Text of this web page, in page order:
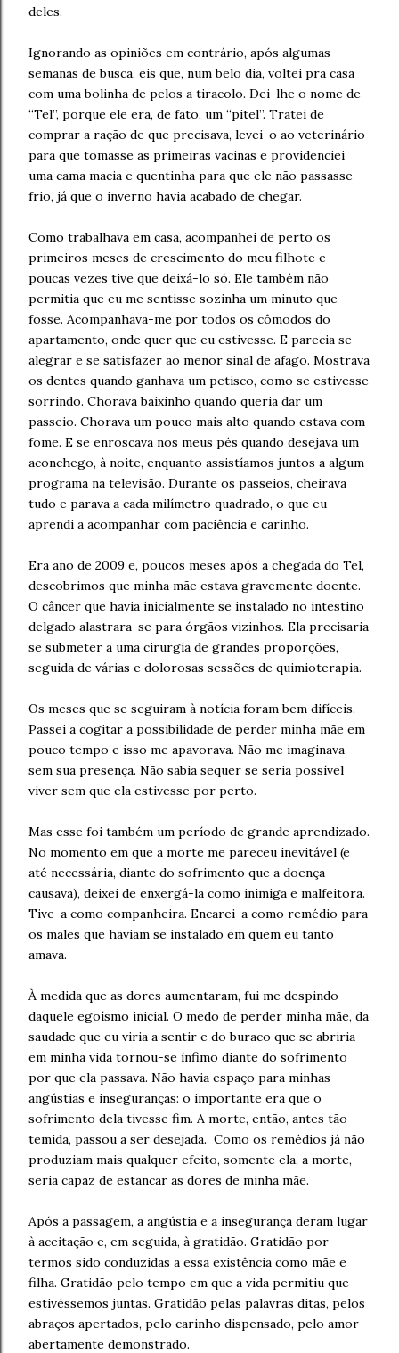
deles.
Ignorando as opiniões em contrário, após algumas
semanas de busca, eis que, num belo dia, voltei pra casa
com uma bolinha de pelos a tiracolo. Dei-lhe o nome de
“Tel”, porque ele era, de fato, um “pitel”. Tratei de
comprar a ração de que precisava, levei-o ao veterinário
para que tomasse as primeiras vacinas e providenciei
uma cama macia e quentinha para que ele não passasse
frio, já que o inverno havia acabado de chegar.
Como trabalhava em casa, acompanhei de perto os
primeiros meses de crescimento do meu filhote e
poucas vezes tive que deixá-lo só. Ele também não
permitia que eu me sentisse sozinha um minuto que
fosse. Acompanhava-me por todos os cômodos do
apartamento, onde quer que eu estivesse. E parecia se
alegrar e se satisfazer ao menor sinal de afago. Mostrava
os dentes quando ganhava um petisco, como se estivesse
sorrindo. Chorava baixinho quando queria dar um
passeio. Chorava um pouco mais alto quando estava com
fome. E se enroscava nos meus pés quando desejava um
aconchego, à noite, enquanto assistíamos juntos a algum
programa na televisão. Durante os passeios, cheirava
tudo e parava a cada milímetro quadrado, o que eu
aprendi a acompanhar com paciência e carinho.
Era ano de 2009 e, poucos meses após a chegada do Tel,
descobrimos que minha mãe estava gravemente doente.
O câncer que havia inicialmente se instalado no intestino
delgado alastrara-se para órgãos vizinhos. Ela precisaria
se submeter a uma cirurgia de grandes proporções,
seguida de várias e dolorosas sessões de quimioterapia.
Os meses que se seguiram à notícia foram bem difíceis.
Passei a cogitar a possibilidade de perder minha mãe em
pouco tempo e isso me apavorava. Não me imaginava
sem sua presença. Não sabia sequer se seria possível
viver sem que ela estivesse por perto.
Mas esse foi também um período de grande aprendizado.
No momento em que a morte me pareceu inevitável (e
até necessária, diante do sofrimento que a doença
causava), deixei de enxergá-la como inimiga e malfeitora.
Tive-a como companheira. Encarei-a como remédio para
os males que haviam se instalado em quem eu tanto
amava.
À medida que as dores aumentaram, fui me despindo
daquele egoísmo inicial. O medo de perder minha mãe, da
saudade que eu viria a sentir e do buraco que se abriria
em minha vida tornou-se ínfimo diante do sofrimento
por que ela passava. Não havia espaço para minhas
angústias e inseguranças: o importante era que o
sofrimento dela tivesse fim. A morte, então, antes tão
temida, passou a ser desejada. Como os remédios já não
produziam mais qualquer efeito, somente ela, a morte,
seria capaz de estancar as dores de minha mãe.
Após a passagem, a angústia e a insegurança deram lugar
à aceitação e, em seguida, à gratidão. Gratidão por
termos sido conduzidas a essa existência como mãe e
filha. Gratidão pelo tempo em que a vida permitiu que
estivéssemos juntas. Gratidão pelas palavras ditas, pelos
abraços apertados, pelo carinho dispensado, pelo amor
abertamente demonstrado.